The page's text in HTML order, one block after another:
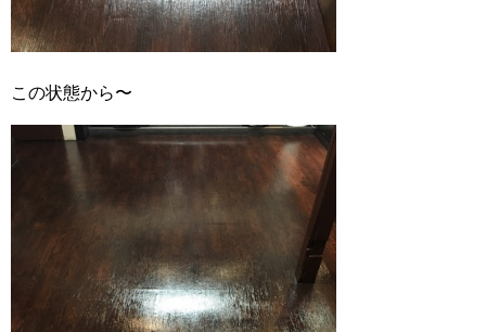
この状態から〜